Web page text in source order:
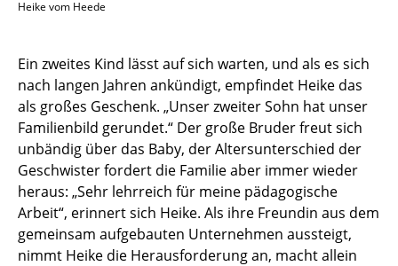
Heike vom Heede
Ein zweites Kind lässt auf sich warten, und als es sich
nach langen Jahren ankündigt, empfindet Heike das
als großes Geschenk. „Unser zweiter Sohn hat unser
Familienbild gerundet.“ Der große Bruder freut sich
unbändig über das Baby, der Altersunterschied der
Geschwister fordert die Familie aber immer wieder
heraus: „Sehr lehrreich für meine pädagogische
Arbeit“, erinnert sich Heike. Als ihre Freundin aus dem
gemeinsam aufgebauten Unternehmen aussteigt,
nimmt Heike die Herausforderung an, macht allein